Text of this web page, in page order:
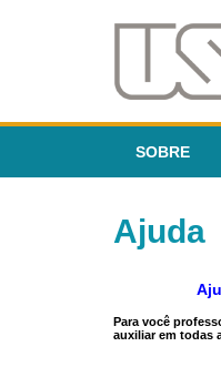
SOBRE
Ajuda
Para você
auxiliar em todas